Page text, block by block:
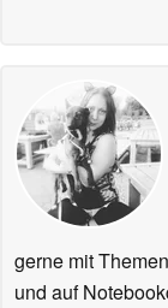
gerne mit
und auf